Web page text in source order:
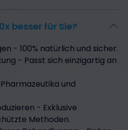
besser für Sie?
- 100% natürlich und sicher.
- Passt sich einzigartig an
und
- Exklusive
Methoden.